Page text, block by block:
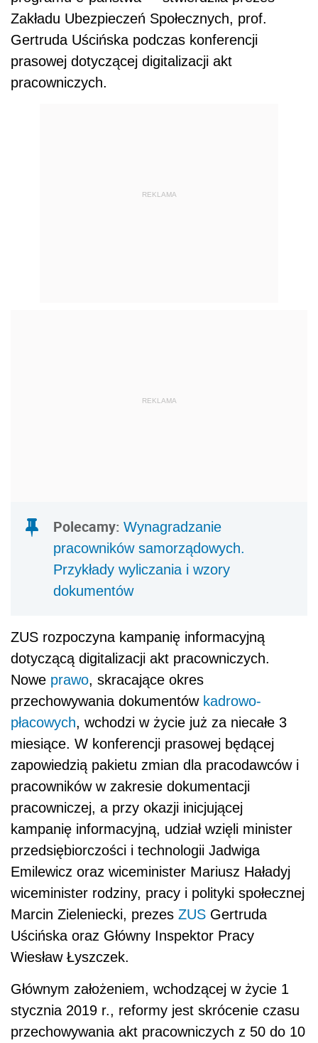
Zakładu Ubezpieczeń Społecznych, prof.
Gertruda Uścińska podczas konferencji
prasowej dotyczącej digitalizacji akt
pracowniczych.
REKLAMA
REKLAMA
Polecamy: Wynagradzanie
pracowników samorządowych.
Przykłady wyliczania i wzory
dokumentów
ZUS rozpoczyna kampanię informacyjną
dotyczącą digitalizacji akt pracowniczych.
Nowe prawo, skracające okres
przechowywania dokumentów kadrowo-
płacowych, wchodzi w życie już za niecałe 3
miesiące. W konferencji prasowej będącej
zapowiedzią pakietu zmian dla pracodawców i
pracowników w zakresie dokumentacji
pracowniczej, a przy okazji inicjującej
kampanię informacyjną, udział wzięli minister
przedsiębiorczości i technologii Jadwiga
Emilewicz oraz wiceminister Mariusz Haładyj
wiceminister rodziny, pracy i polityki społecznej
Marcin Zieleniecki, prezes ZUS Gertruda
Uścińska oraz Główny Inspektor Pracy
Wiesław Łyszczek.
Głównym założeniem, wchodzącej w życie 1
stycznia 2019 r., reformy jest skrócenie czasu
przechowywania akt pracowniczych z 50 do 10